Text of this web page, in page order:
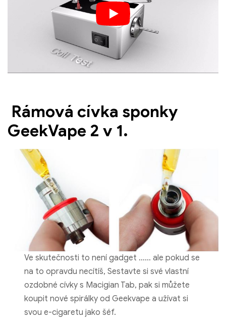
Rámová cívka sponky
GeekVape 2 v 1.
Ve skutečnosti to není gadget …… ale pokud se
na to opravdu necítíš, Sestavte si své vlastní
ozdobné cívky s Macigian Tab, pak si můžete
koupit nové spirálky od Geekvape a užívat si
svou e-cigaretu jako šéf.